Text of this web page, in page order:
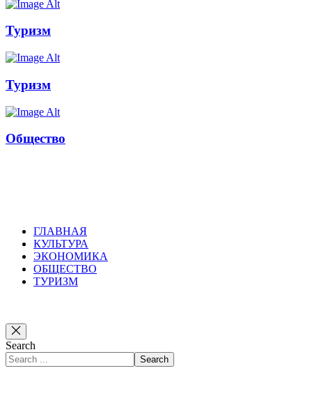
Туризм
Туризм
Общество
ГЛАВНАЯ
КУЛЬТУРА
ЭКОНОМИКА
ОБЩЕСТВО
ТУРИЗМ
Search
Search